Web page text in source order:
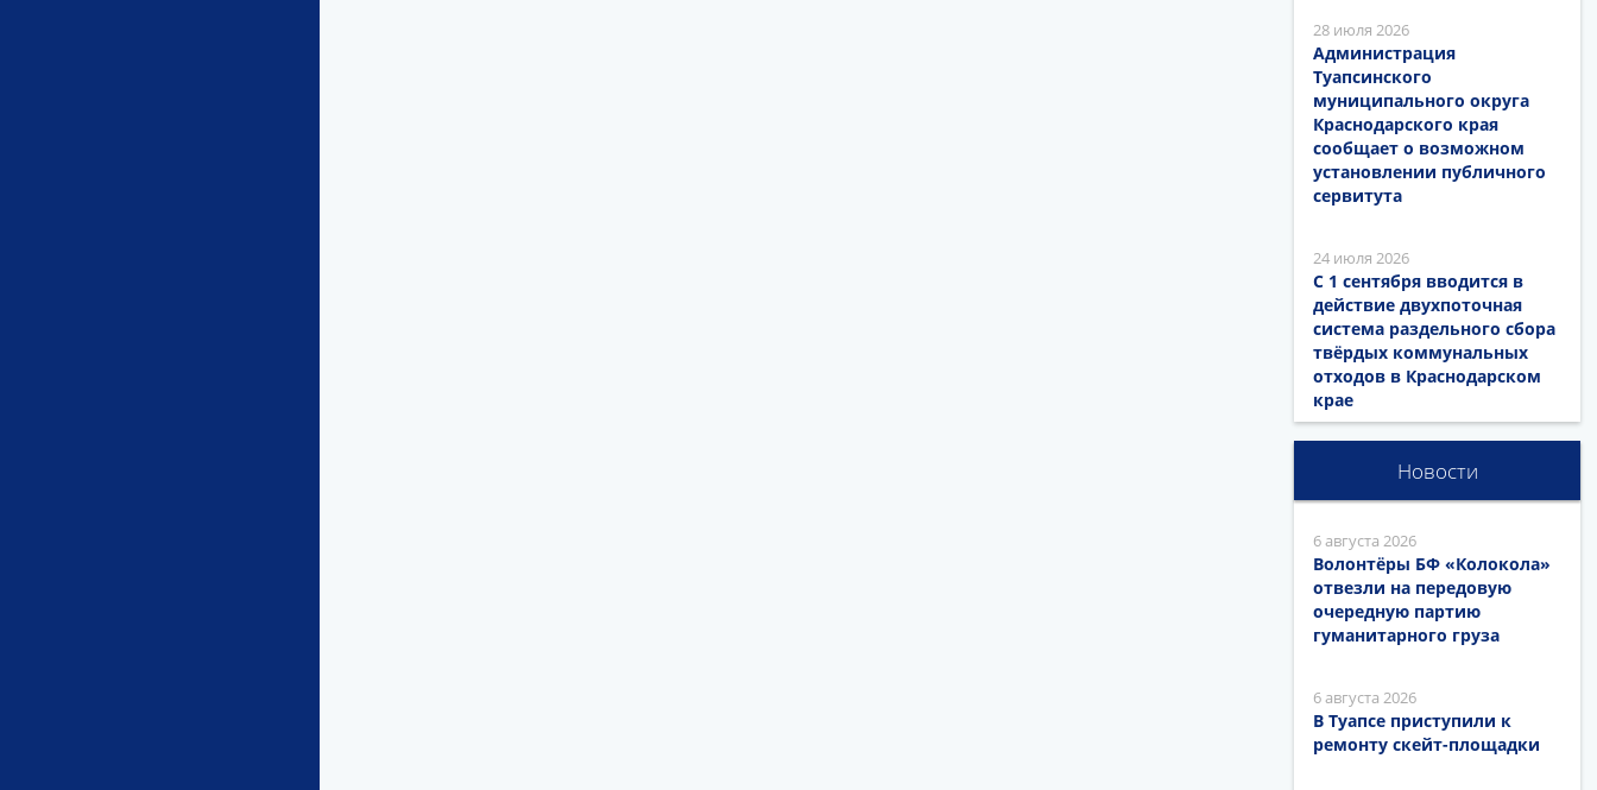
28 июля 2026
Администрация
Туапсинского
муниципального округа
Краснодарского края
сообщает о возможном
установлении публичного
сервитута
24 июля 2026
С 1 сентября вводится в
действие двухпоточная
система раздельного сбора
твёрдых коммунальных
отходов в Краснодарском
крае
Новости
6 августа 2026
Волонтёры БФ «Колокола»
отвезли на передовую
очередную партию
гуманитарного груза
6 августа 2026
В Туапсе приступили к
ремонту скейт-площадки